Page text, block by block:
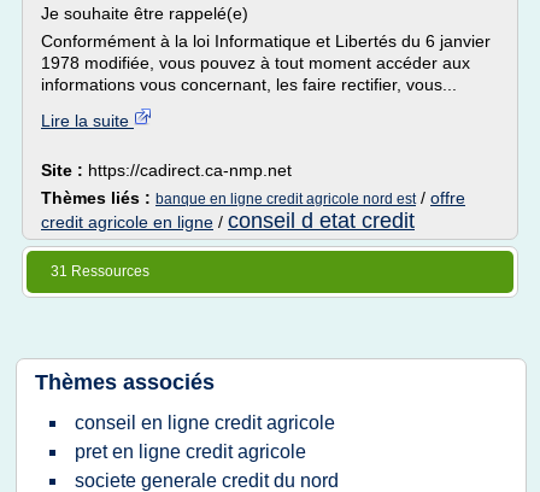
Je souhaite être rappelé(e)
Conformément à la loi Informatique et Libertés du 6 janvier
1978 modifiée, vous pouvez à tout moment accéder aux
informations vous concernant, les faire rectifier, vous...
Lire la suite
Site : https://cadirect.ca-nmp.net
Thèmes liés : banque en ligne credit agricole nord est/ offre
credit agricole en ligne / conseil d etat credit
31 Ressources
Thèmes associés
conseil en ligne credit agricole
pret en ligne credit agricole
societe generale credit du nord